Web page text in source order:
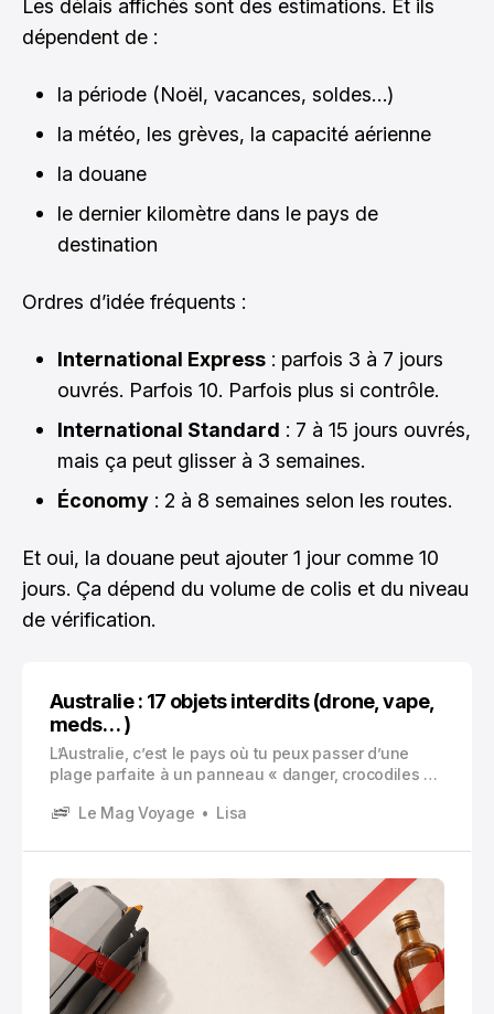
Les délais affichés sont des estimations. Et ils
dépendent de :
la période (Noël, vacances, soldes…)
la météo, les grèves, la capacité aérienne
la douane
le dernier kilomètre dans le pays de
destination
Ordres d’idée fréquents :
International Express : parfois 3 à 7 jours
ouvrés. Parfois 10. Parfois plus si contrôle.
International Standard : 7 à 15 jours ouvrés,
mais ça peut glisser à 3 semaines.
Économy : 2 à 8 semaines selon les routes.
Et oui, la douane peut ajouter 1 jour comme 10
jours. Ça dépend du volume de colis et du niveau
de vérification.
Australie : 17 objets interdits (drone, vape,
meds… )
L’Australie, c’est le pays où tu peux passer d’une
plage parfaite à un panneau « danger, crocodiles »
l’air simple… jusqu’au moment où tu réalises que ce
te mettre dans une mauvaise situation.
Le Mag Voyage Lisa